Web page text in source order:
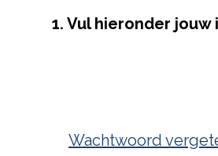
1. Vul hieronder
Wachtwoord